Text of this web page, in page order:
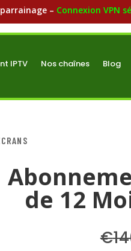
– Connexion VPN
IPTV Nos chaînes Blog
de 12
€